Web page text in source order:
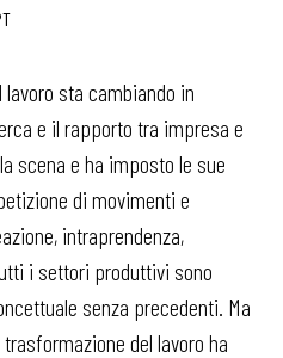
sta cambiando in
e il rapporto tra impresa e
scena e ha imposto le sue
di movimenti e
intraprendenza,
i settori produttivi sono
senza precedenti. Ma
del lavoro ha